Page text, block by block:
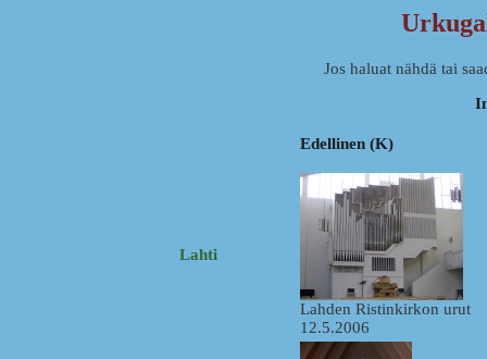
Jos haluat nähdä tai
Edellinen (K)
Lahti
Lahden Ristinkirkon urut
12.5.2006